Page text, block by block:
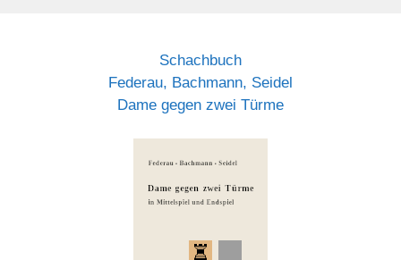
Schachbuch
Federau, Bachmann, Seidel
Dame gegen zwei Türme